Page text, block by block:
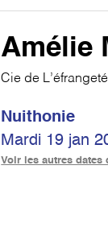
Amélie
Cie de L’éfrangeté
Nuithonie
Mardi 19 jan
Voir les autres dates